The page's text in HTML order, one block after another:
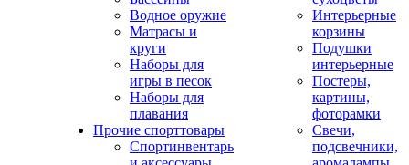
Водное оружие
Матрасы и
круги
Наборы для
игры в песок
Наборы для
плавания
Прочие спорттовары
Спортинвентарь
Интерьерные
корзины
Подушки
интерьерные
Постеры,
картины,
фоторамки
Свечи,
подсвечники,